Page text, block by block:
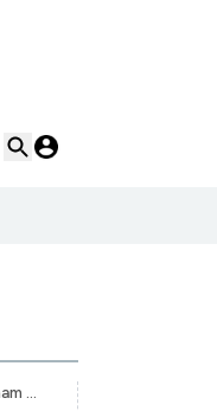
Indeks Saham Syariah Indonesia